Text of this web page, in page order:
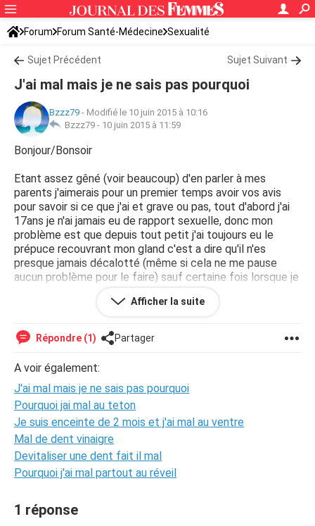
Forum Forum Santé-Médecine Sexualité
Sujet Précédent Sujet Suivant
J'ai mal mais je ne sais pas pourquoi
Bzzz79 - Modifié le 10 juin 2015 à 10:16
Bzzz79 - 10 juin 2015 à 11:59
Bonjour/Bonsoir
Etant assez gêné (voir beaucoup) d'en parler à mes
parents j'aimerais pour un premier temps avoir vos avis
pour savoir si ce que j'ai et grave ou pas, tout d'abord j'ai
17ans je n'ai jamais eu de rapport sexuelle, donc mon
problème est que depuis tout petit j'ai toujours eu le
prépuce recouvrant mon gland c'est a dire qu'il n'es
presque jamais décalotté (même si cela ne me pause
aucun problème pour le faire) sauf certaine fois lorsque je
me masturbe mais c'est quand même rare du coup j'ai
toujours eu l'habitude de me masturber en n'étant pas
j'ai des douleurs au pénis que se sois en érection ou pas
décalotté ou pas, et je ressens une tension plus forte que
d'habitude lorsque je décalotte et une fois le prépuce en
dessous du gland il me fait vraiment mal lorsque je le
touche et il est rouge. Je sais pas si j'ai été clair dans mes
propos pour tout vous dire je suis très stressé et j'ai
vraiment peur. Voila j'espère que vous pourrez m'aider :x
Merci
Afficher la suite
Répondre (1) Partager
A voir également:
J'ai mal mais je ne sais pas pourquoi
Pourquoi jai mal au teton
Je suis enceinte de 2 mois et j'ai mal au ventre
Mal de dent vinaigre
Devitaliser une dent fait il mal
Pourquoi j'ai mal partout au réveil
1 réponse